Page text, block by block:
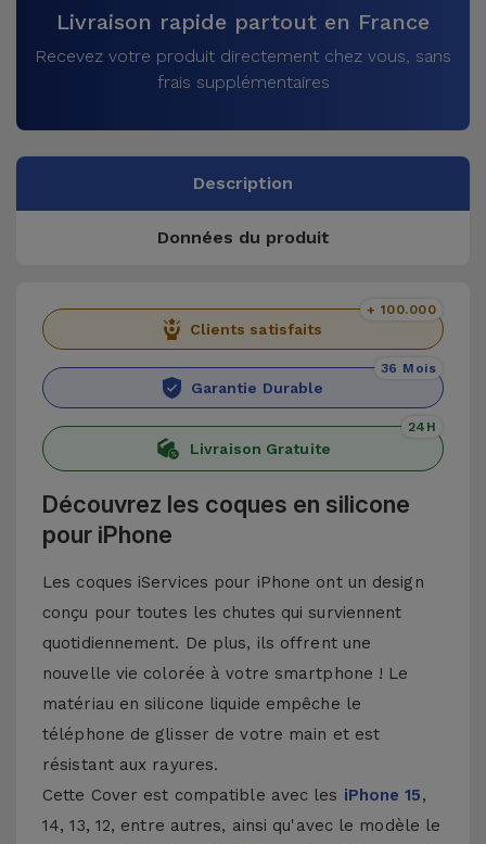
Livraison rapide partout en France
Recevez votre produit directement chez vous, sans
frais supplémentaires
Description
Données du produit
Clients satisfaits
+ 100.000
Garantie Durable
36 Mois
Livraison Gratuite
24H
Découvrez les coques en silicone
pour iPhone
Les coques iServices pour iPhone ont un design
conçu pour toutes les chutes qui surviennent
quotidiennement. De plus, ils offrent une
nouvelle vie colorée à votre smartphone ! Le
matériau en silicone liquide empêche le
téléphone de glisser de votre main et est
résistant aux rayures.
Cette Cover est compatible avec les iPhone 15,
14, 13, 12, entre autres, ainsi qu'avec le modèle le